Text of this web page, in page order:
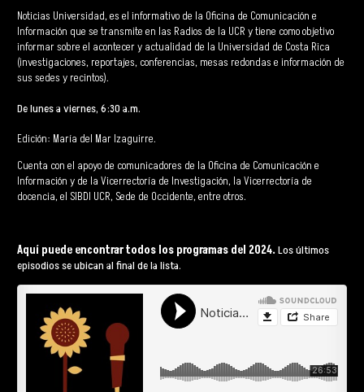
Noticias Universidad, es el informativo de la Oficina de Comunicación e
Información que se transmite en las Radios de la UCR y tiene como objetivo
informar sobre el acontecer y actualidad de la Universidad de Costa Rica
(investigaciones, reportajes, conferencias, mesas redondas e información de
sus sedes y recintos).
De lunes a viernes, 6:30 a.m.
Edición: María del Mar Izaguirre.
Cuenta con el apoyo de comunicadores de la Oficina de Comunicación e
Información y de la Vicerrectoría de Investigación, la Vicerrectoría de
docencia, el SIBDI UCR, Sede de Occidente, entre otros.
Aquí puede encontrar todos los programas del 2024.Los últimos
episodios se ubican al final de la lista.